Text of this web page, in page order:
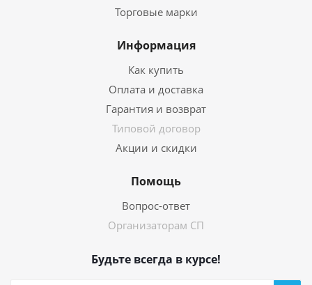
Торговые марки
Информация
Как купить
Оплата и доставка
Гарантия и возврат
Типовой договор
Акции и скидки
Помощь
Вопрос-ответ
Организаторам СП
Будьте всегда в курсе!